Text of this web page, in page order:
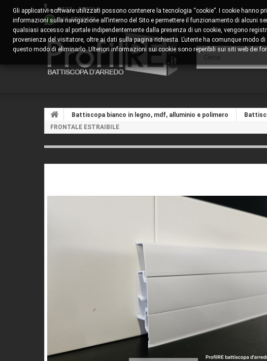
0522 - 578310
345.8829473
Battiscopa bianco in legno, mdf, alluminio e polimero
FRONTALE ESTRAIBILE
Gli applicativi software utilizzati possono contenere la tecnologia “cookie”. I cookie hanno
informazioni sulla navigazione all’interno del Sito e permettere il funzionamento di alcuni
qualsiasi accesso al portale indipendentemente dalla presenza di un cookie, vengono
provenienza del visitatore, oltre ai dati sulla pagina richiesta. L’utente ha comunque modo
questo modo di eliminarlo. Ulteriori informazioni sui cookie sono reperibili sui siti web dei